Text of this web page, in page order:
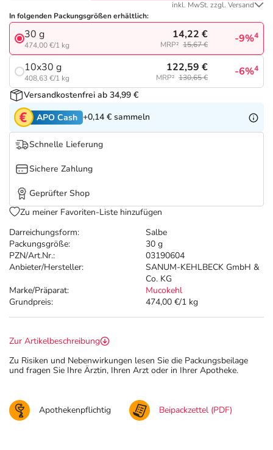
Tierapotheke
Vitamine & Mineralstoffe
Marken
Salus Deals
Darreichungsform:
Salbe
Packungsgröße:
30 g
PZN/Art.Nr.:
03190604
Anbieter/Hersteller:
SANUM-KEHLBECK GmbH &
Co. KG
Marke/Präparat:
Mucokehl
Grundpreis:
474,00 €/1 kg
inkl. MwSt. zzgl. Versand
In folgenden Packungsgrößen erhältlich:
30 g
474,00 €/1 kg
14,22 €
MRP² 15,67 € -9%4
10x30 g
408,63 €/1 kg
122,59 €
MRP² 130,65 € -6%4
Versandkostenfrei ab 34,99 €
APO Cash +0,14 € sammeln
Schnelle Lieferung
Sichere Zahlung
Geprüfter Shop
Zu meiner Favoriten-Liste hinzufügen
Zur Artikelbeschreibung
Zu Risiken und Nebenwirkungen lesen Sie die Packungsbeilage
und fragen Sie Ihre Ärztin, Ihren Arzt oder in Ihrer Apotheke.
Apothekenpflichtig Beipackzettel (PDF)